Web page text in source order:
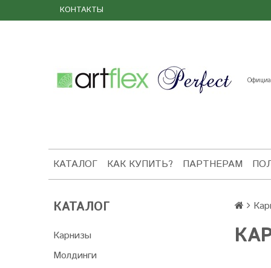
КОНТАКТЫ
КАТАЛОГ КАК КУПИТЬ? ПАРТНЕРАМ
КАТАЛОГ
Карнизы
Молдинги